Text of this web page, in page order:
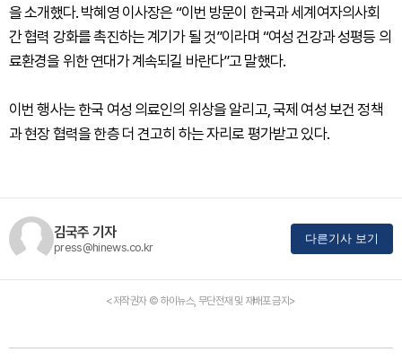
을 소개했다. 박혜영 이사장은 “이번 방문이 한국과 세계여자의사회
간 협력 강화를 촉진하는 계기가 될 것”이라며 “여성 건강과 성평등 의
료환경을 위한 연대가 계속되길 바란다”고 말했다.
이번 행사는 한국 여성 의료인의 위상을 알리고, 국제 여성 보건 정책
과 현장 협력을 한층 더 견고히 하는 자리로 평가받고 있다.
김국주 기자
press@hinews.co.kr
다른기사 보기
<저작권자 © 하이뉴스, 무단전재 및 재배포 금지>